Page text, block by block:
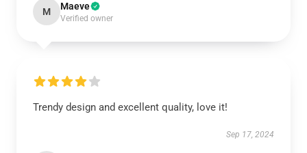
M Maeve
Verified owner
Trendy design and excellent quality, love it!
Sep 17, 2024